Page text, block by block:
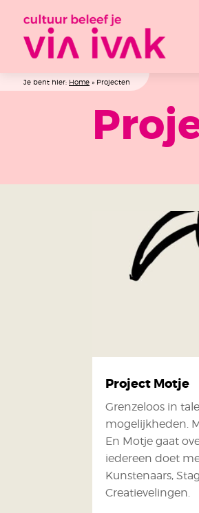
Je bent hier: Home » Projecten
Project Motje
Grenzeloos in
mogelijkheden.
En Motje gaat
iedereen doet
Kunstenaars,
Creatievelingen.